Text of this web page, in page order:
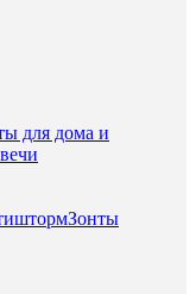
для дома и
Зонты